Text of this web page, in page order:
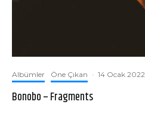
Albümler Öne Çıkan · 14 Ocak 2022
Bonobo – Fragments